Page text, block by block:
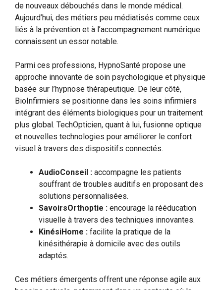
de nouveaux débouchés dans le monde médical.
Aujourd’hui, des métiers peu médiatisés comme ceux
liés à la prévention et à l’accompagnement numérique
connaissent un essor notable.
Parmi ces professions, HypnoSanté propose une
approche innovante de soin psychologique et physique
basée sur l’hypnose thérapeutique. De leur côté,
BioInfirmiers se positionne dans les soins infirmiers
intégrant des éléments biologiques pour un traitement
plus global. TechOpticien, quant à lui, fusionne optique
et nouvelles technologies pour améliorer le confort
visuel à travers des dispositifs connectés.
AudioConseil : accompagne les patients
souffrant de troubles auditifs en proposant des
solutions personnalisées.
SavoirsOrthoptie : encourage la rééducation
visuelle à travers des techniques innovantes.
KinésiHome : facilite la pratique de la
kinésithérapie à domicile avec des outils
adaptés.
Ces métiers émergents offrent une réponse agile aux